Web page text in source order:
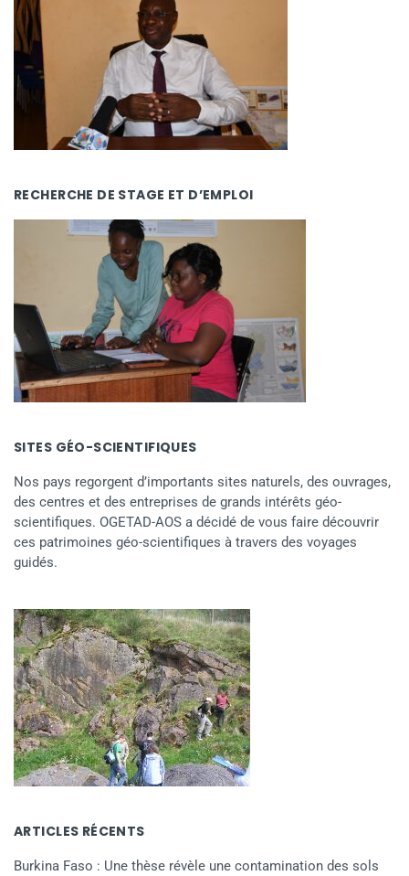
RECHERCHE DE STAGE ET D’EMPLOI
SITES GÉO-SCIENTIFIQUES
Nos pays regorgent d’importants sites naturels, des ouvrages,
des centres et des entreprises de grands intérêts géo-
scientifiques. OGETAD-AOS a décidé de vous faire découvrir
ces patrimoines géo-scientifiques à travers des voyages
guidés.
ARTICLES RÉCENTS
Burkina Faso : Une thèse révèle une contamination des sols